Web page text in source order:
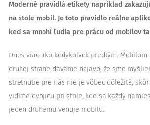
Moderné pravidlá etikety napríklad
na stole mobil. Je toto pravidlo reálne
keď sa mnohí ľudia pre prácu od mobilov
Dnes viac ako kedykoľvek predtým.
druhej strane dávame najavo, že sme
stretnutie pre nás nie je vôbec dôležité, skôr
vidíme dvojicu pri stole, kde sa každý
jeden druhému venuje mobilu.